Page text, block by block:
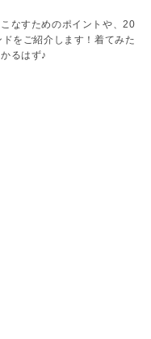
なすためのポイントや、20
をご紹介します！着てみた
るはず♪